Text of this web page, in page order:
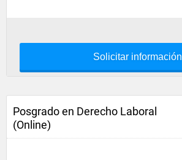
Solicitar información
Posgrado en Derecho Laboral
(Online)